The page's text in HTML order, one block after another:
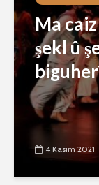
Ma
şekl û
4 Kasım 2021